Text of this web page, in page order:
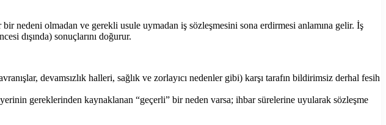
olmadan ve gerekli usule uymadan iş sözleşmesini sona erdirmesi anlamına gelir. İş
dışında) sonuçlarını doğurur.
devamsızlık halleri, sağlık ve zorlayıcı nedenler gibi) karşı tarafın bildirimsiz derhal fesih
gereklerinden kaynaklanan “geçerli” bir neden varsa; ihbar sürelerine uyularak sözleşme